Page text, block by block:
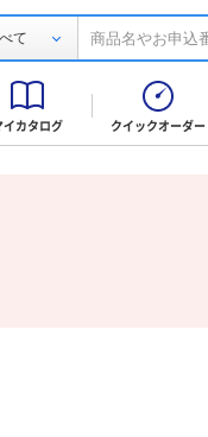
て
イカタログ クイックオーダー